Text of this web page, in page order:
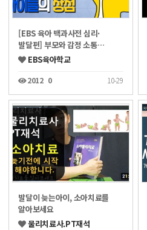
[EBS 육아 백과사전 심리·
발달편] 부모와 감정 소통…
EBS육아학교
2012 0 10-29
발달이 늦는아이, 소아치료를
알아보세요
물리치료사.PT재석